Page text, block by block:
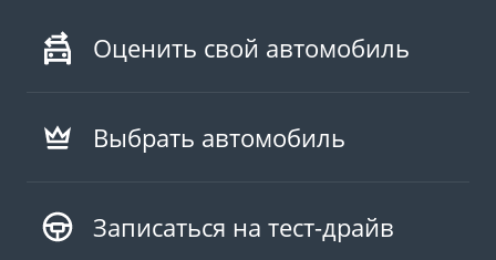
Оценить свой автомобиль
Выбрать автомобиль
Записаться на тест-драйв